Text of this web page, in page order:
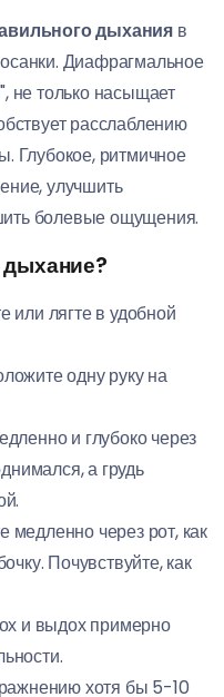
дыхания в
Диафрагмальное
не только насыщает
расслаблению
Глубокое, ритмичное
улучшить
болевые ощущения.
или лягте в удобной
одну руку на
и глубоко через
а грудь
через рот, как
Почувствуйте, как
и выдох примерно
хотя бы 5-10